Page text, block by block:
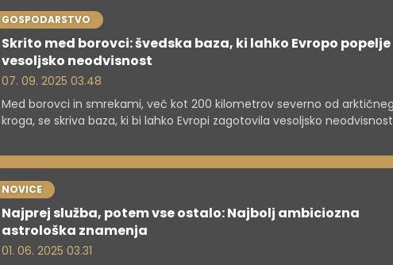
GOSPODARSTVO
Skrito med borovci: švedska baza, ki lahko Evropo popelje
vesoljsko neodvisnost
07. 09. 2025 03.48
Med borovci in smrekami, več kot 200 kilometrov severno od
kroga, se skriva baza, ki bi lahko Evropi zagotovila vesoljsko
vesolju.
NOVICE
Najprej služba, potem vse ostalo: Najbolj ambiciozna
astrološka znamenja
01. 06. 2025 03.31